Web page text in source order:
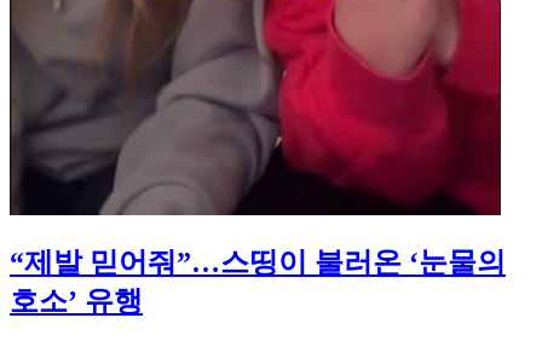
“제발 믿어줘”…스띵이 불러온 ‘눈물의
호소’ 유행